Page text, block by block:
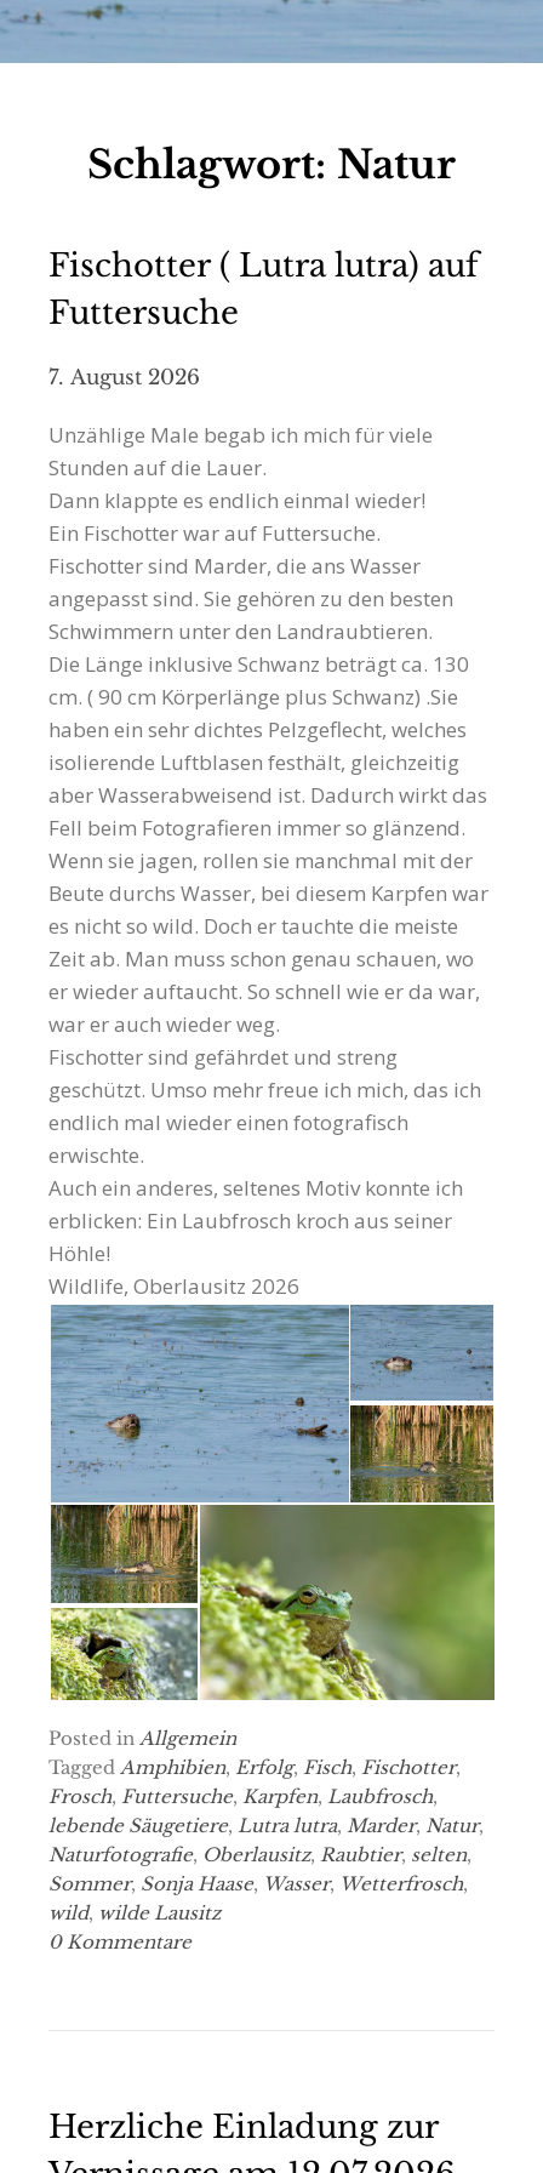
Schlagwort: Natur
Fischotter ( Lutra lutra) auf
Futtersuche
7. August 2026
Unzählige Male begab ich mich für viele
Stunden auf die Lauer.
Dann klappte es endlich einmal wieder!
Ein Fischotter war auf Futtersuche.
Fischotter sind Marder, die ans Wasser
angepasst sind. Sie gehören zu den besten
Schwimmern unter den Landraubtieren.
Die Länge inklusive Schwanz beträgt ca. 130
cm. ( 90 cm Körperlänge plus Schwanz) .Sie
haben ein sehr dichtes Pelzgeflecht, welches
isolierende Luftblasen festhält, gleichzeitig
aber Wasserabweisend ist. Dadurch wirkt das
Fell beim Fotografieren immer so glänzend.
Wenn sie jagen, rollen sie manchmal mit der
Beute durchs Wasser, bei diesem Karpfen war
es nicht so wild. Doch er tauchte die meiste
Zeit ab. Man muss schon genau schauen, wo
er wieder auftaucht. So schnell wie er da war,
war er auch wieder weg.
Fischotter sind gefährdet und streng
geschützt. Umso mehr freue ich mich, das ich
endlich mal wieder einen fotografisch
erwischte.
Auch ein anderes, seltenes Motiv konnte ich
erblicken: Ein Laubfrosch kroch aus seiner
Höhle!
Wildlife, Oberlausitz 2026
Posted in Allgemein
Tagged Amphibien, Erfolg, Fisch, Fischotter,
Frosch, Futtersuche, Karpfen, Laubfrosch,
lebende Säugetiere, Lutra lutra, Marder, Natur,
Naturfotografie, Oberlausitz, Raubtier, selten,
Sommer, Sonja Haase, Wasser, Wetterfrosch,
wild, wilde Lausitz
0 Kommentare
Herzliche Einladung zur